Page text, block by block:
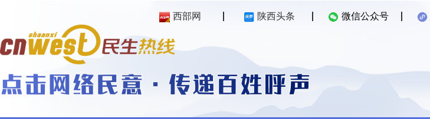
西部网 陕西头条 微信公众号